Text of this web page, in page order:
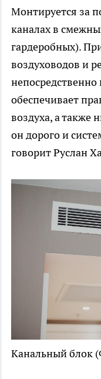
Монтируется за
каналах в
гардеробных).
воздуховодов и
обеспечивает
воздуха, а также
он дорого и
говорит Руслан
Канальный блок